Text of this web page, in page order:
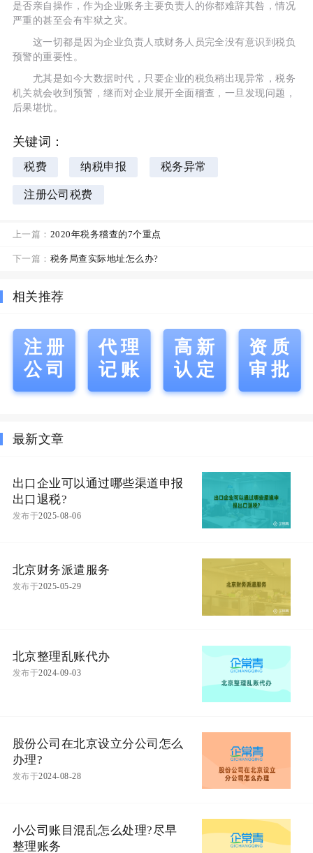
是否亲自操作，作为企业账务主要负责人的你都难辞其咎，情况
严重的甚至会有牢狱之灾。
这一切都是因为企业负责人或财务人员完全没有意识到税负
预警的重要性。
尤其是如今大数据时代，只要企业的税负稍出现异常，税务
机关就会收到预警，继而对企业展开全面稽查，一旦发现问题，
后果堪忧。
关键词：
税费 纳税申报 税务异常
注册公司税费
上一篇： 2020年税务稽查的7个重点
下一篇： 税务局查实际地址怎么办?
相关推荐
注册
公司
代理
记账
高新
认定
资质
审批
最新文章
出口企业可以通过哪些渠道申报
出口退税?
发布于2025-08-06
北京财务派遣服务
发布于2025-05-29
北京整理乱账代办
发布于2024-09-03
股份公司在北京设立分公司怎么
办理?
发布于2024-08-28
小公司账目混乱怎么处理?尽早
整理账务